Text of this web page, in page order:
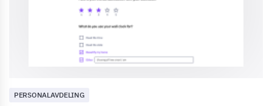
PERSONALAVDELING